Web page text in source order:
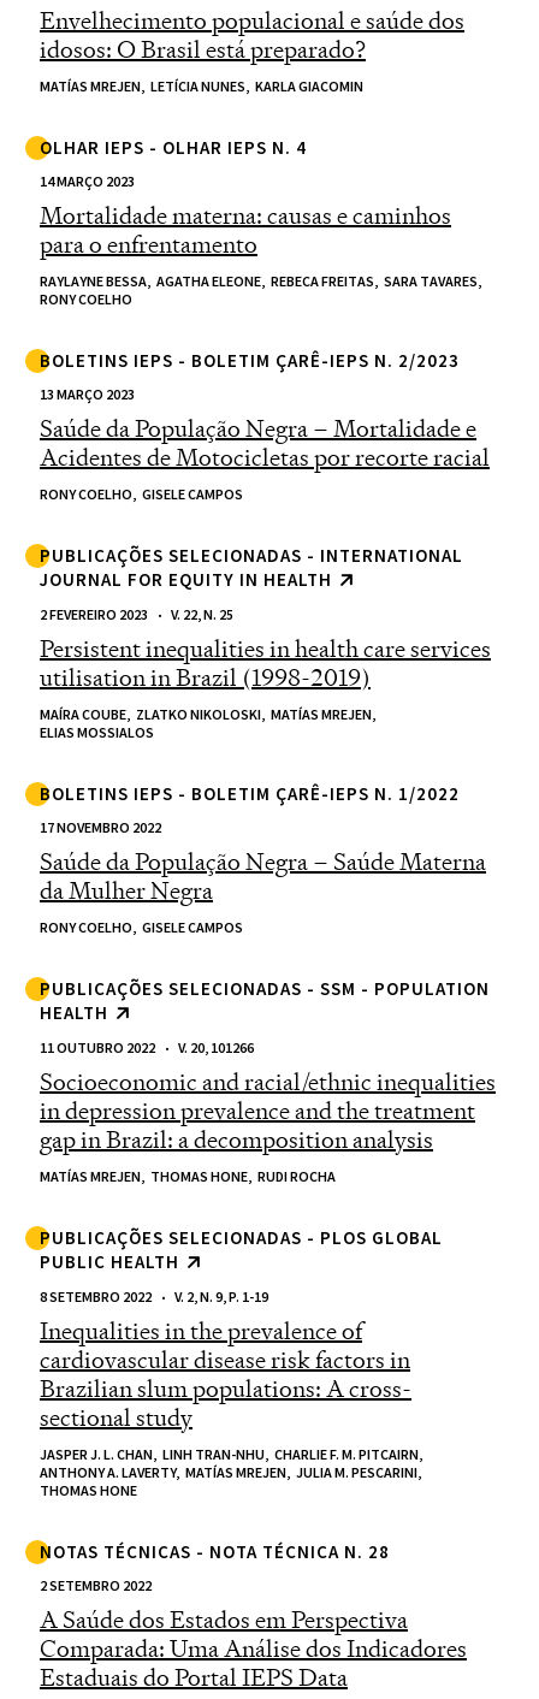
Envelhecimento populacional e saúde dos
idosos: O Brasil está preparado?
MATÍAS MREJEN, LETÍCIA NUNES, KARLA GIACOMIN
OLHAR IEPS - OLHAR IEPS N. 4
14 MARÇO 2023
Mortalidade materna: causas e caminhos
para o enfrentamento
RAYLAYNE BESSA, AGATHA ELEONE, REBECA FREITAS, SARA TAVARES,
RONY COELHO
BOLETINS IEPS - BOLETIM ÇARÊ-IEPS N. 2/2023
13 MARÇO 2023
Saúde da População Negra – Mortalidade e
Acidentes de Motocicletas por recorte racial
RONY COELHO, GISELE CAMPOS
PUBLICAÇÕES SELECIONADAS - INTERNATIONAL
JOURNAL FOR EQUITY IN HEALTH
2 FEVEREIRO 2023 V. 22, N. 25
Persistent inequalities in health care services
utilisation in Brazil (1998-2019)
MAÍRA COUBE, ZLATKO NIKOLOSKI, MATÍAS MREJEN,
ELIAS MOSSIALOS
BOLETINS IEPS - BOLETIM ÇARÊ-IEPS N. 1/2022
17 NOVEMBRO 2022
Saúde da População Negra – Saúde Materna
da Mulher Negra
RONY COELHO, GISELE CAMPOS
PUBLICAÇÕES SELECIONADAS - SSM - POPULATION
HEALTH
11 OUTUBRO 2022 V. 20, 101266
Socioeconomic and racial/ethnic inequalities
in depression prevalence and the treatment
gap in Brazil: a decomposition analysis
MATÍAS MREJEN, THOMAS HONE, RUDI ROCHA
PUBLICAÇÕES SELECIONADAS - PLOS GLOBAL
PUBLIC HEALTH
8 SETEMBRO 2022 V. 2, N. 9, P. 1-19
Inequalities in the prevalence of
cardiovascular disease risk factors in
Brazilian slum populations: A cross-
sectional study
JASPER J. L. CHAN, LINH TRAN-NHU, CHARLIE F. M. PITCAIRN,
ANTHONY A. LAVERTY, MATÍAS MREJEN, JULIA M. PESCARINI,
THOMAS HONE
NOTAS TÉCNICAS - NOTA TÉCNICA N. 28
2 SETEMBRO 2022
A Saúde dos Estados em Perspectiva
Comparada: Uma Análise dos Indicadores
Estaduais do Portal IEPS Data